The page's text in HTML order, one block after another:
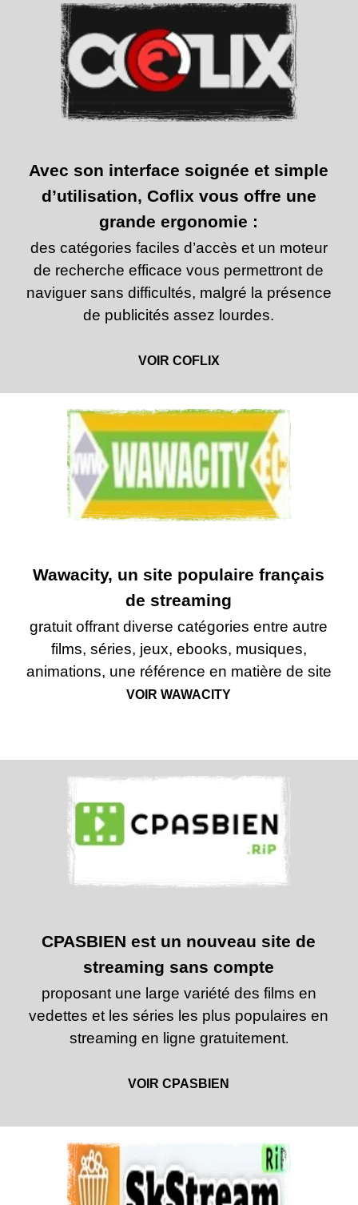
Avec son interface soignée et simple
d’utilisation, Coflix vous offre une
grande ergonomie :
des catégories faciles d’accès et un moteur
de recherche efficace vous permettront de
naviguer sans difficultés, malgré la présence
de publicités assez lourdes.
VOIR COFLIX
Wawacity, un site populaire français
de streaming
gratuit offrant diverse catégories entre autre
films, séries, jeux, ebooks, musiques,
animations, une référence en matière de site
VOIR WAWACITY
CPASBIEN est un nouveau site de
streaming sans compte
proposant une large variété des films en
vedettes et les séries les plus populaires en
streaming en ligne gratuitement.
VOIR CPASBIEN